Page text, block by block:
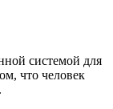
системой для
что человек